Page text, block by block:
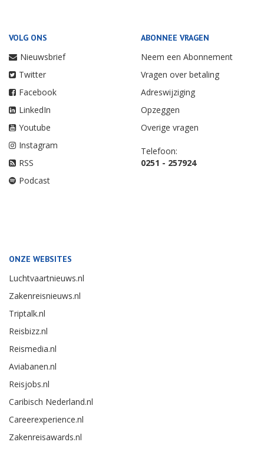
VOLG ONS
Nieuwsbrief
Twitter
Facebook
LinkedIn
Youtube
Instagram
RSS
Podcast
ABONNEE VRAGEN
Neem een Abonnement
Vragen over betaling
Adreswijziging
Opzeggen
Overige vragen
Telefoon:
0251 - 257924
ONZE WEBSITES
Luchtvaartnieuws.nl
Zakenreisnieuws.nl
Triptalk.nl
Reisbizz.nl
Reismedia.nl
Aviabanen.nl
Reisjobs.nl
Caribisch Nederland.nl
Careerexperience.nl
Zakenreisawards.nl